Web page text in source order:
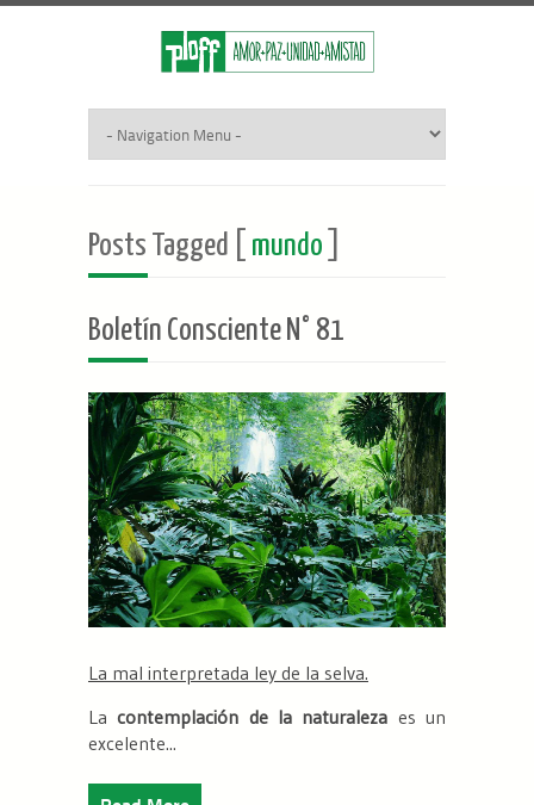
Posts Tagged [ mundo
Boletín Consciente N° 81
La mal interpretada ley de la selva.
Lacontemplación de la naturaleza es un
excelente...